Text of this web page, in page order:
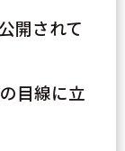
開されて
目線に立